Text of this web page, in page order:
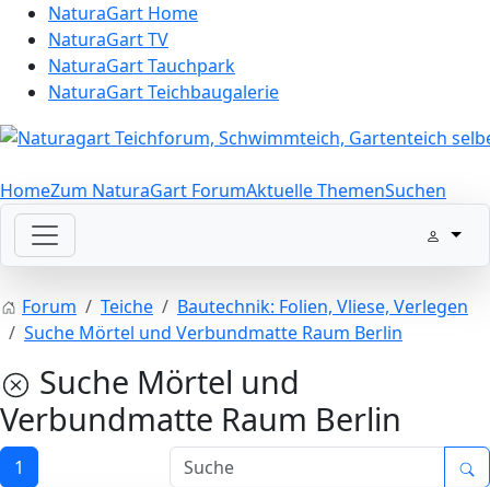
NaturaGart Home
NaturaGart TV
NaturaGart Tauchpark
NaturaGart Teichbaugalerie
HomeZum NaturaGart ForumAktuelle ThemenSuchen
Forum Teiche
Bautechnik: Folien, Vliese, Verlegen
Suche Mörtel und Verbundmatte Raum Berlin
Suche Mörtel und
Verbundmatte Raum Berlin
1